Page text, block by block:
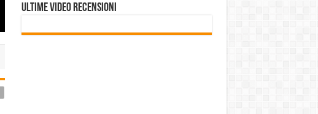
Ultime VIDEO RECENSIONI